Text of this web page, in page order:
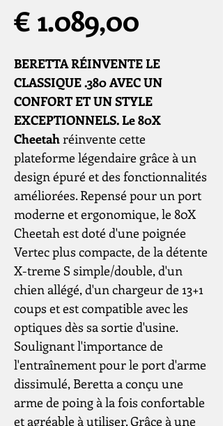
€ 1.089,00
BERETTA RÉINVENTE LE
CLASSIQUE .380 AVEC UN
CONFORT ET UN STYLE
EXCEPTIONNELS. Le 80X
Cheetahréinvente cette
plateforme légendaire grâce à un
design épuré et des fonctionnalités
améliorées. Repensé pour un port
moderne et ergonomique, le 80X
Cheetah est doté d'une poignée
Vertec plus compacte, de la détente
X-treme S simple/double, d'un
chien allégé, d'un chargeur de 13+1
coups et est compatible avec les
optiques dès sa sortie d'usine.
Soulignant l'importance de
l'entraînement pour le port d'arme
dissimulé, Beretta a conçu une
arme de poing à la fois confortable
et agréable à utiliser. Grâce à une